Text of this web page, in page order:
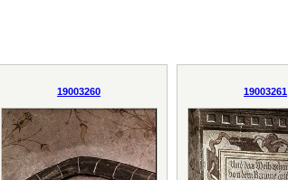
19003260 19003261